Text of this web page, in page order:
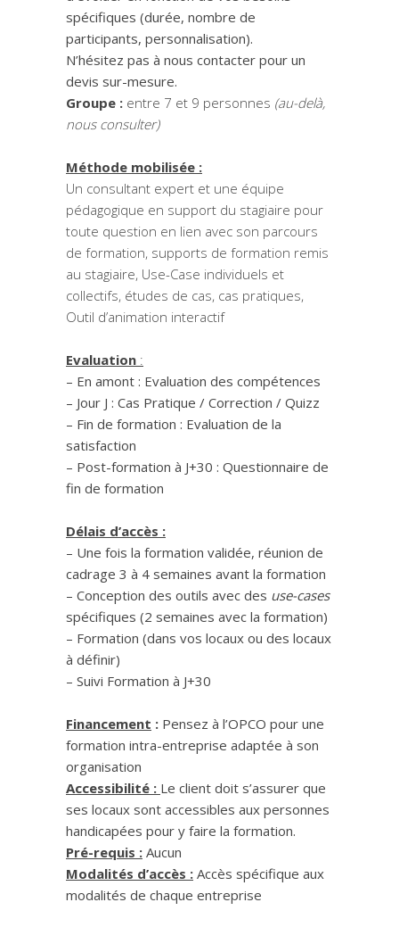
spécifiques (durée, nombre de
participants, personnalisation).
N’hésitez pas à nous contacter pour un
devis sur-mesure.
Groupe : entre 7 et 9 personnes (au-delà,
nous consulter)
Méthode mobilisée :
Un consultant expert et une équipe
pédagogique en support du stagiaire pour
toute question en lien avec son parcours
de formation, supports de formation remis
au stagiaire, Use-Case individuels et
collectifs, études de cas, cas pratiques,
Outil d’animation interactif
Evaluation :
– En amont : Evaluation des compétences
– Jour J : Cas Pratique / Correction / Quizz
– Fin de formation : Evaluation de la
satisfaction
– Post-formation à J+30 : Questionnaire de
fin de formation
Délais d’accès :
– Une fois la formation validée, réunion de
cadrage 3 à 4 semaines avant la formation
– Conception des outils avec des use-cases
spécifiques (2 semaines avec la formation)
– Formation (dans vos locaux ou des locaux
à définir)
– Suivi Formation à J+30
Financement : Pensez à l’OPCO pour une
formation intra-entreprise adaptée à son
organisation
Accessibilité : Le client doit s’assurer que
ses locaux sont accessibles aux personnes
handicapées pour y faire la formation.
Pré-requis : Aucun
Modalités d’accès : Accès spécifique aux
modalités de chaque entreprise